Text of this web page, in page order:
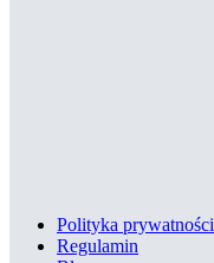
Polityka prywatności
Regulamin